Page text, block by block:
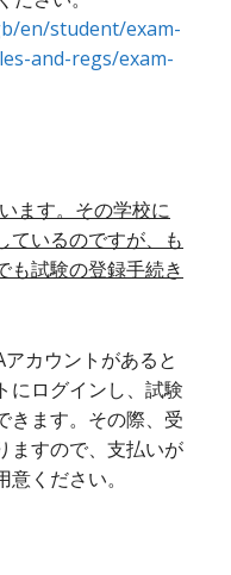
en/student/exam-
and-regs/exam-
ます。その学校に
ているのですが、も
も試験の登録手続き
カウントがあると
にログインし、試験
きます。その際、受
ますので、支払いが
ください。